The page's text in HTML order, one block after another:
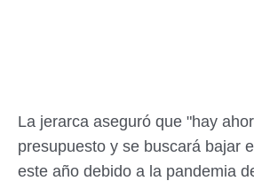
La jerarca aseguró que "hay
presupuesto y se buscará bajar
este año debido a la pandemia